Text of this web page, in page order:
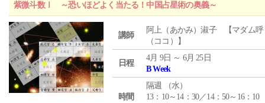
紫微斗数Ⅰ ～恐いほどよく当たる！中国占星術の奥義～
講師
阿上（あかみ）淑子 【マダム呼
（ココ）】
日程
4月 9日 ～ 6月 25日
B Week
時間
隔週 （水）
13：10～14：30／14：50～16：10